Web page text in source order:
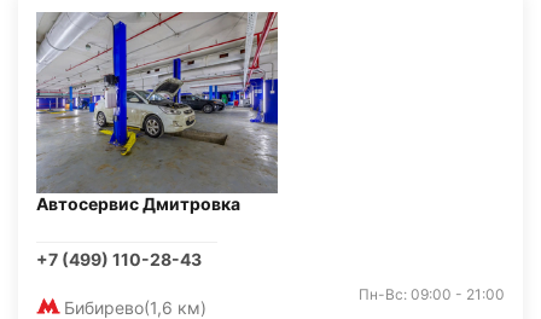
Автосервис Дмитровка
+7 (499) 110-28-43
Бибирево(1,6 км)
Пн-Вс: 09:00 - 21:00